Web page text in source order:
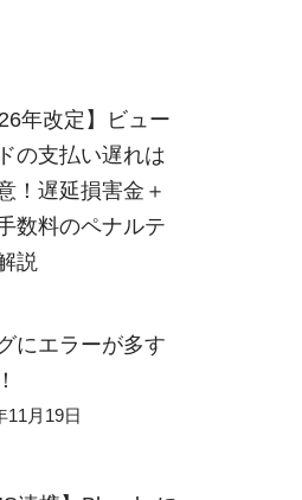
年改定】ビュー
の支払い遅れは
！遅延損害金＋
数料のペナルテ
説
にエラーが多す
11月19日